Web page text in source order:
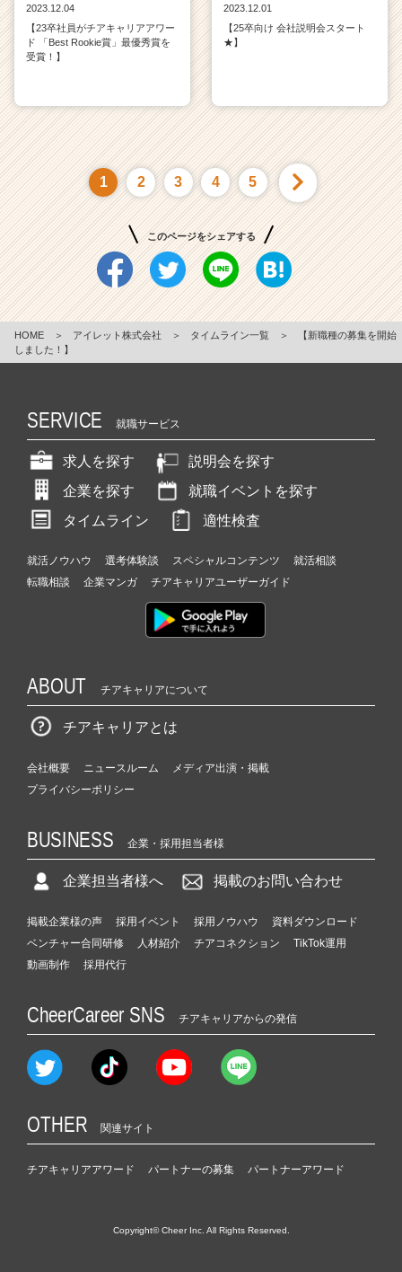
2023.12.04
【23卒社員がチアキャリアアワー
ド 「Best Rookie賞」最優秀賞を
受賞！】
2023.12.01
【25卒向け 会社説明会スタート
★】
1 2 3 4 5
このページをシェアする
HOME ＞ アイレット株式会社 ＞ タイムライン一覧 ＞
【新職種の募集を開始
しました！】
SERVICE 就職サービス
求人を探す
説明会を探す
企業を探す
就職イベントを探す
タイムライン
適性検査
就活ノウハウ 選考体験談 スペシャルコンテンツ
就活相談
転職相談
企業マンガ チアキャリアユーザーガイド
ABOUT チアキャリアについて
チアキャリアとは
会社概要 ニュースルーム
メディア出演・掲載
プライバシーポリシー
BUSINESS 企業・採用担当者様
企業担当者様へ 掲載のお問い合わせ
掲載企業様の声 採用イベント 採用ノウハウ
資料ダウンロード
ベンチャー合同研修
人材紹介 チアコネクション
TikTok運用
動画制作
採用代行
CheerCareer SNS チアキャリアからの発信
OTHER 関連サイト
チアキャリアアワード パートナーの募集 パートナーアワード
Copyright© Cheer Inc. All Rights Reserved.